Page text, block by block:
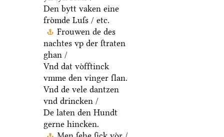
Den bytt vaken eine
froͤmde Luſs / etc.
Frouwen de des
nachtes vp der ſtraten
ghan /
Vnd dat voͤfftinck
vmme den vinger ſlan.
Vnd de vele dantzen
vnd drincken /
De laten den Hundt
gerne hincken.